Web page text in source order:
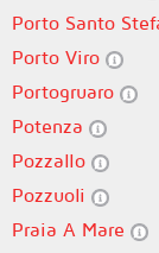
Porto Santo
Porto Viro
Portogruaro
Potenza
Pozzallo
Pozzuoli
Praia A Mare